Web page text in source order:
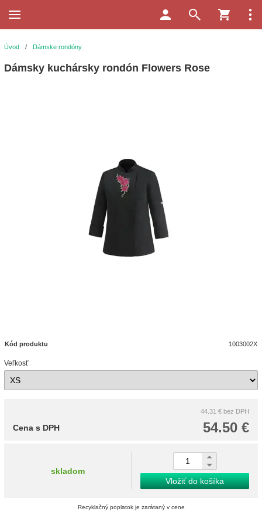
Úvod / Dámske rondóny
Dámsky kuchársky rondón Flowers Rose
Kód produktu 1003002X
Veľkosť
44.31 € bez DPH
54.50 €
Cena s DPH
skladom
Vložiť do košíka
Recyklačný poplatok je zarátaný v cene